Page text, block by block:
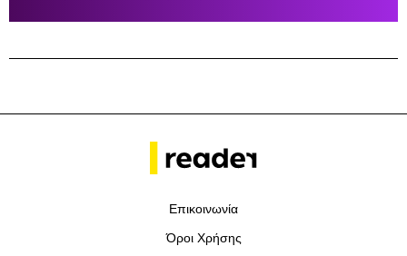
Επικοινωνία
Όροι Χρήσης